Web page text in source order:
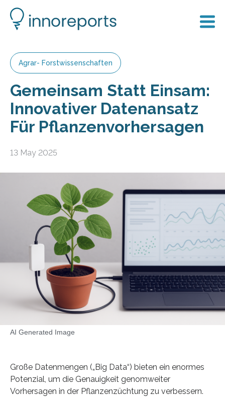
Agrar- Forstwissenschaften
Gemeinsam Statt Einsam:
Innovativer Datenansatz
Für Pflanzenvorhersagen
13 May 2025
AI Generated Image
Große Datenmengen („Big Data“) bieten ein enormes
Potenzial, um die Genauigkeit genomweiter
Vorhersagen in der Pflanzenzüchtung zu verbessern.